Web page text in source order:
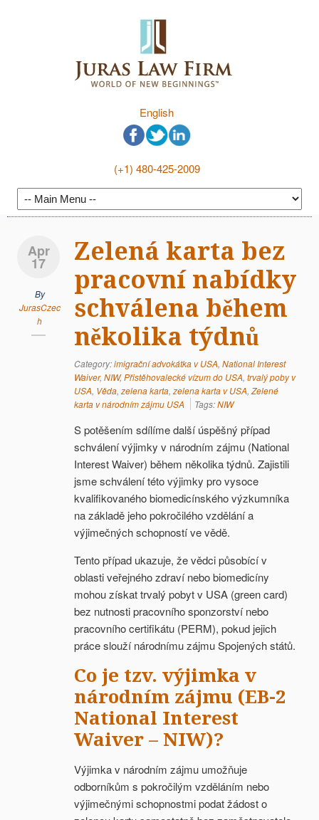
English
(+1) 480-425-2009
Apr
17
By
JurasCzec
h
Zelená karta bez
pracovní nabídky
schválena během
několika týdnů
Category:imigrační advokátka v USA, National Interest
Waiver, NIW,Přistěhovalecké vízum do USA, trvalý poby v
USA, Věda, zelena karta, zelena karta v USA, Zelené
karta v národním zájmu USA
Tags:NIW
S potěšením sdílíme další úspěšný případ
schválení výjimky v národním zájmu (National
Interest Waiver) během několika týdnů. Zajistili
jsme schválení této výjimky pro vysoce
kvalifikovaného biomedicínského výzkumníka
na základě jeho pokročilého vzdělání a
výjimečných schopností ve vědě.
Tento případ ukazuje, že vědci působící v
oblasti veřejného zdraví nebo biomedicíny
mohou získat trvalý pobyt v USA (green card)
bez nutnosti pracovního sponzorství nebo
pracovního certifikátu (PERM), pokud jejich
práce slouží národnímu zájmu Spojených států.
Co je tzv. výjimka v
národním zájmu (EB-2
National Interest
Waiver – NIW)?
Výjimka v národním zájmu umožňuje
odborníkům s pokročilým vzděláním nebo
výjimečnými schopnostmi podat žádost o